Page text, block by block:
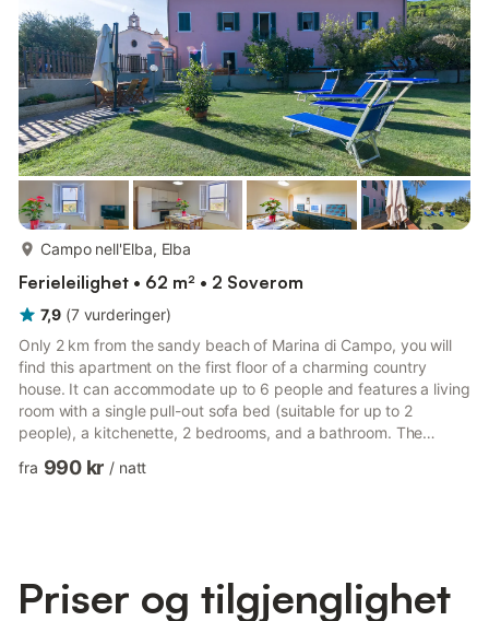
furnished with garden furniture and a barbecu...
Campo nell'Elba, Elba
Ferieleilighet • 62 m² • 2 Soverom
7,9 (7 vurderinger)
Only 2 km from the sandy beach of Marina di Campo, you will
find this apartment on the first floor of a charming country
house. It can accommodate up to 6 people and features a living
room with a single pull-out sofa bed (suitable for up to 2
people), a kitchenette, 2 bedrooms, and a bathroom. The
connection, satellite TV, high chair (on request), children's bed
fra 990 kr / natt
Priser og tilgjenglighet